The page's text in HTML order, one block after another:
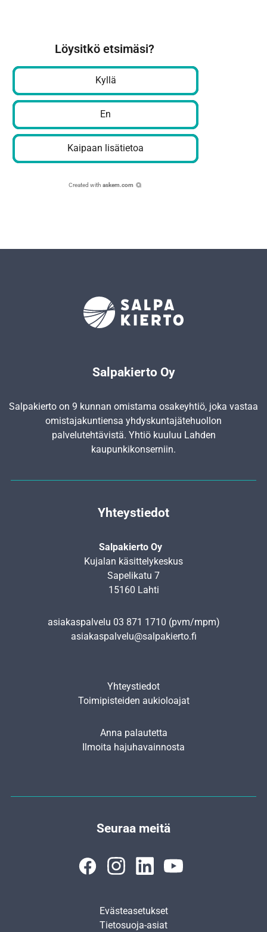
Löysitkö etsimäsi?
Kyllä
En
Kaipaan lisätietoa
Created with askem.com
Salpakierto Oy
Salpakierto on 9 kunnan omistama osakeyhtiö, joka vastaa
omistajakuntiensa yhdyskunta­jätehuollon
palvelutehtävistä. Yhtiö kuuluu Lahden
kaupunkikonserniin.
Yhteystiedot
Salpakierto Oy
Kujalan käsittelykeskus
Sapelikatu 7
15160 Lahti
asiakaspalvelu 03 871 1710 (pvm/mpm)
asiakaspalvelu@salpakierto.fi
Yhteystiedot
Toimipisteiden aukioloajat
Anna palautetta
Ilmoita hajuhavainnosta
Seuraa meitä
Evästeasetukset
Tietosuoja-asiat